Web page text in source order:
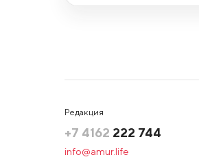
Редакция
+7 4162 222 744
info@amur.life